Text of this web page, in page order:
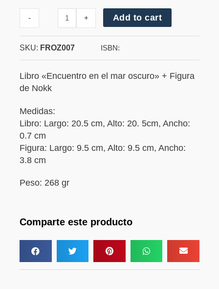
Nokk
- + Add to cart
SKU: FROZ007 ISBN:
Libro «Encuentro en el mar oscuro» + Figura
de Nokk
Medidas:
Libro: Largo: 20.5 cm, Alto: 20. 5cm, Ancho:
0.7 cm
Figura: Largo: 9.5 cm, Alto: 9.5 cm, Ancho:
3.8 cm
Peso: 268 gr
Comparte este producto